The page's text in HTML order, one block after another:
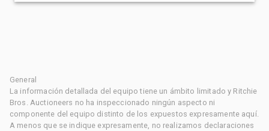
General
La información detallada del equipo tiene un ámbito limitado y Ritchie
Bros. Auctioneers no ha inspeccionado ningún aspecto ni
componente del equipo distinto de los expuestos expresamente aquí.
A menos que se indique expresamente, no realizamos declaraciones